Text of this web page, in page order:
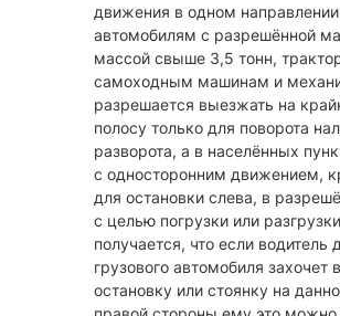
движения в одном
автомобилям с разрешённой
массой свыше 3,5 тонн,
самоходным машинам и
разрешается выезжать на
полосу только для поворота
разворота, а в населённых
с односторонним движением,
для остановки слева, в
с целью погрузки или
получается, что если водитель
грузового автомобиля захочет
остановку или стоянку на